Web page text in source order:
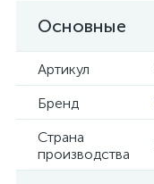
Основные
Артикул
Бренд
Страна
производства